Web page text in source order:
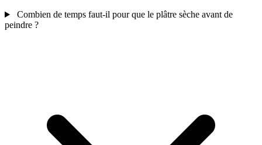
Combien de temps faut-il pour que le plâtre sèche avant de
peindre ?